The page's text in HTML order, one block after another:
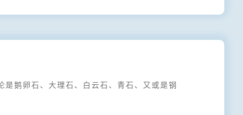
鹅卵石、大理石、白云石、青石、又或是钢